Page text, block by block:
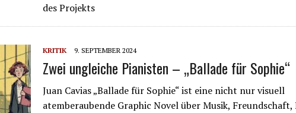
des Projekts
KRITIK 9. SEPTEMBER 2024
Zwei ungleiche Pianisten – „Ballade für Sophie“
Juan Cavias „Ballade für Sophie“ ist eine nicht nur visuell
atemberaubende Graphic Novel über Musik, Freundschaft,